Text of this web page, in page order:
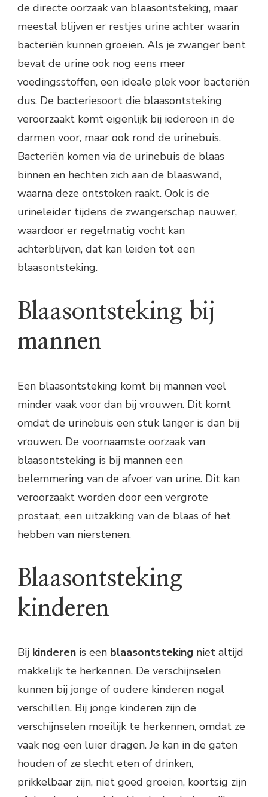
de directe oorzaak van blaasontsteking, maar
meestal blijven er restjes urine achter waarin
bacteriën kunnen groeien. Als je zwanger bent
bevat de urine ook nog eens meer
voedingsstoffen, een ideale plek voor bacteriën
dus. De bacteriesoort die blaasontsteking
veroorzaakt komt eigenlijk bij iedereen in de
darmen voor, maar ook rond de urinebuis.
Bacteriën komen via de urinebuis de blaas
binnen en hechten zich aan de blaaswand,
waarna deze ontstoken raakt. Ook is de
urineleider tijdens de zwangerschap nauwer,
waardoor er regelmatig vocht kan
achterblijven, dat kan leiden tot een
blaasontsteking.
Blaasontsteking bij
mannen
Een blaasontsteking komt bij mannen veel
minder vaak voor dan bij vrouwen. Dit komt
omdat de urinebuis een stuk langer is dan bij
vrouwen. De voornaamste oorzaak van
blaasontsteking is bij mannen een
belemmering van de afvoer van urine. Dit kan
veroorzaakt worden door een vergrote
prostaat, een uitzakking van de blaas of het
hebben van nierstenen.
Blaasontsteking
kinderen
Bij kinderen is een blaasontsteking niet altijd
makkelijk te herkennen. De verschijnselen
kunnen bij jonge of oudere kinderen nogal
verschillen. Bij jonge kinderen zijn de
verschijnselen moeilijk te herkennen, omdat ze
vaak nog een luier dragen. Je kan in de gaten
houden of ze slecht eten of drinken,
prikkelbaar zijn, niet goed groeien, koortsig zijn